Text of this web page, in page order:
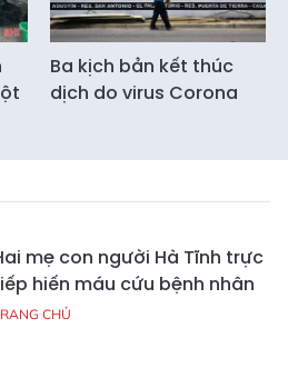
Ba kịch bản kết thúc
dịch do virus Corona
mẹ con người Hà Tĩnh trực
hiến máu cứu bệnh nhân
CHỦ